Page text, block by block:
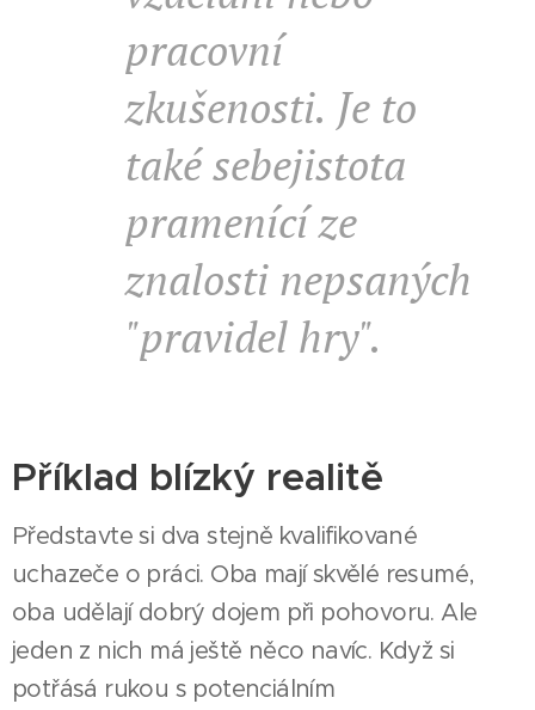
pracovní
zkušenosti. Je to
také sebejistota
pramenící ze
znalosti nepsaných
"pravidel hry".
Příklad blízký realitě
Představte si dva stejně kvalifikované
uchazeče o práci. Oba mají skvělé resumé,
oba udělají dobrý dojem při pohovoru. Ale
jeden z nich má ještě něco navíc. Když si
potřásá rukou s potenciálním